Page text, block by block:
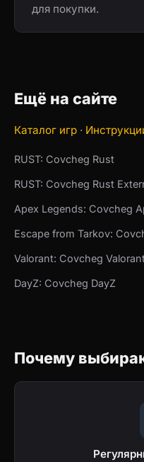
для покупки.
Ещё на сайте
Каталог игр ·
RUST: Covcheg Rust
RUST: Covcheg Rust
Apex Legends: Covcheg
Escape from Tarkov:
Valorant: Covcheg
DayZ: Covcheg DayZ
Почему